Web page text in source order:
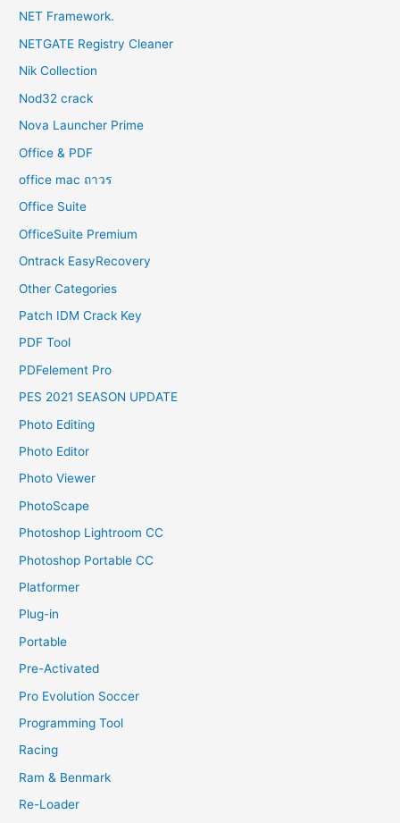
NET Framework.
NETGATE Registry Cleaner
Nik Collection
Nod32 crack
Nova Launcher Prime
Office & PDF
office mac ถาวร
Office Suite
OfficeSuite Premium
Ontrack EasyRecovery
Other Categories
Patch IDM Crack Key
PDF Tool
PDFelement Pro
PES 2021 SEASON UPDATE
Photo Editing
Photo Editor
Photo Viewer
PhotoScape
Photoshop Lightroom CC
Photoshop Portable CC
Platformer
Plug-in
Portable
Pre-Activated
Pro Evolution Soccer
Programming Tool
Racing
Ram & Benmark
Re-Loader